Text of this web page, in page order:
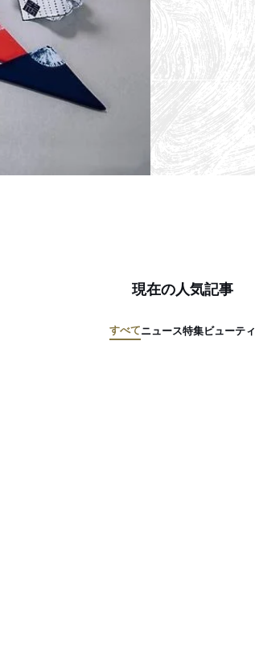
現在の人気記事
すべてニュース特集ビューティ